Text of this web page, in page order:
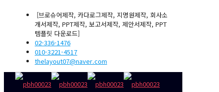
[브로슈어제작, 카다로그제작, 지명원제작, 회사소
개서제작, PPT제작, 보고서제작, 제안서제작, PPT
템플릿 다운로드]
02-336-1476
010-3221-4517
thelayout07@naver.com